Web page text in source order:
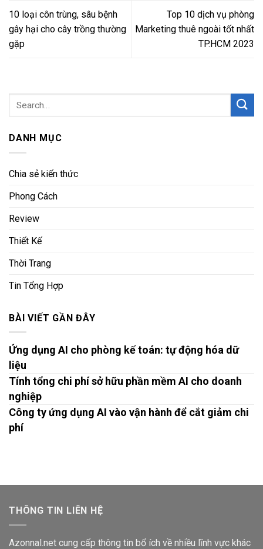
10 loại côn trùng, sâu bệnh
gây hại cho cây trồng thường
gặp
Top 10 dịch vụ phòng
Marketing thuê ngoài tốt nhất
TP.HCM 2023
DANH MỤC
Chia sẻ kiến thức
Phong Cách
Review
Thiết Kế
Thời Trang
Tin Tổng Hợp
BÀI VIẾT GẦN ĐÂY
Ứng dụng AI cho phòng kế toán: tự động hóa dữ
liệu
Tính tổng chi phí sở hữu phần mềm AI cho doanh
nghiệp
Công ty ứng dụng AI vào vận hành để cắt giảm chi
phí
THÔNG TIN LIÊN HỆ
Azonnal.net cung cấp thông tin bổ ích về nhiều lĩnh vực khác